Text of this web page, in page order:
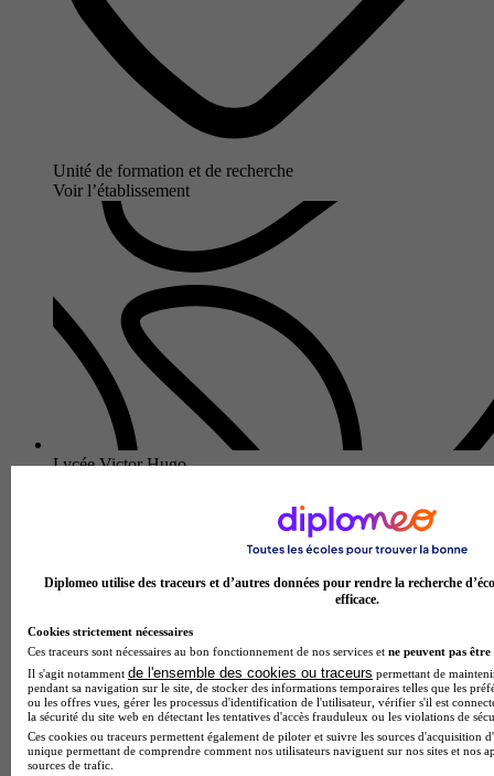
Unité de formation et de recherche
Voir l’établissement
Lycée Victor Hugo
Château-Gontier-sur-Mayenne
Diplomeo utilise des traceurs et d’autres données pour rendre la recherche
efficace.
Cookies strictement nécessaires
Ces traceurs sont nécessaires au bon fonctionnement de nos services et ne peuvent pas être
Il s'agit notamment de l'ensemble des cookies ou traceurs permettant de
pendant sa navigation sur le site, de stocker des informations temporaires telles que les
ou les offres vues, gérer les processus d'identification de l'utilisateur, vérifier s'il est
la sécurité du site web en détectant les tentatives d'accès frauduleux ou les violations de
Ces cookies ou traceurs permettent également de piloter et suivre les sources d'acquisition
unique permettant de comprendre comment nos utilisateurs naviguent sur nos sites et nos
sources de trafic.